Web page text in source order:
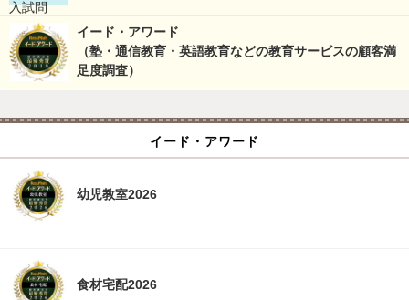
イード・アワード
（塾・通信教育・英語教育などの教育サービスの顧客満
足度調査）
イード・アワード
幼児教室2026
食材宅配2026